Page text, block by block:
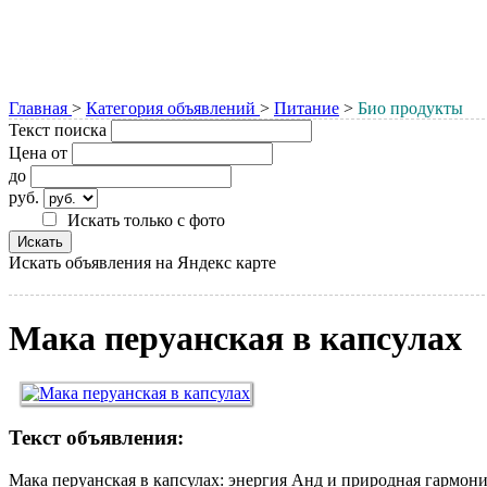
Главная > Категория объявлений > Питание > Био продукты
Текст поиска
Цена от
до
руб.
Искать только с фото
Искать объявления на Яндекс карте
Мака перуанская в капсулах
Текст объявления:
Мака перуанская в капсулах: энергия Анд и природная